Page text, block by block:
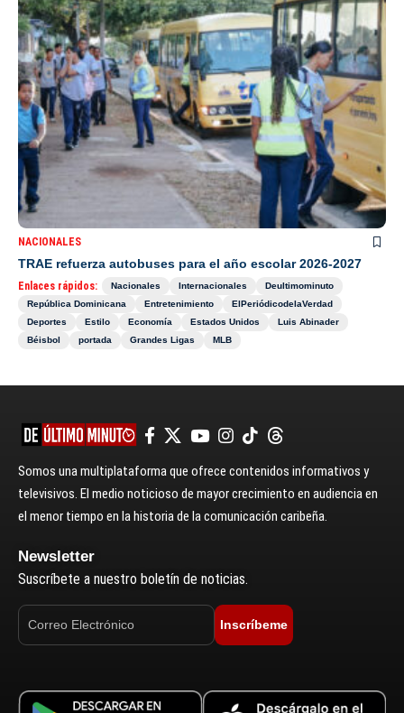
NACIONALES
TRAE refuerza autobuses para el año escolar 2026-2027
Enlaces rápidos: Nacionales Internacionales
Deultimominuto
República Dominicana
Entretenimiento
ElPeriódicodelaVerdad
Deportes
Estilo Economía Estados Unidos
Luis Abinader
Béisbol
portada Grandes Ligas MLB
Somos una multiplataforma que ofrece contenidos informativos y
televisivos. El medio noticioso de mayor crecimiento en audiencia en
el menor tiempo en la historia de la comunicación caribeña.
Newsletter
Suscríbete a nuestro boletín de noticias.
Inscríbeme